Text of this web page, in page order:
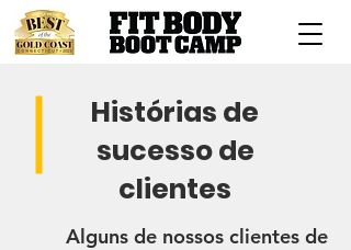
Histórias de
sucesso de
clientes
Alguns de nossos clientes de